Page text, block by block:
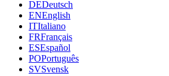
DEDeutsch
ENEnglish
ITItaliano
FRFrançais
ESEspañol
POPortuguês
SVSvensk